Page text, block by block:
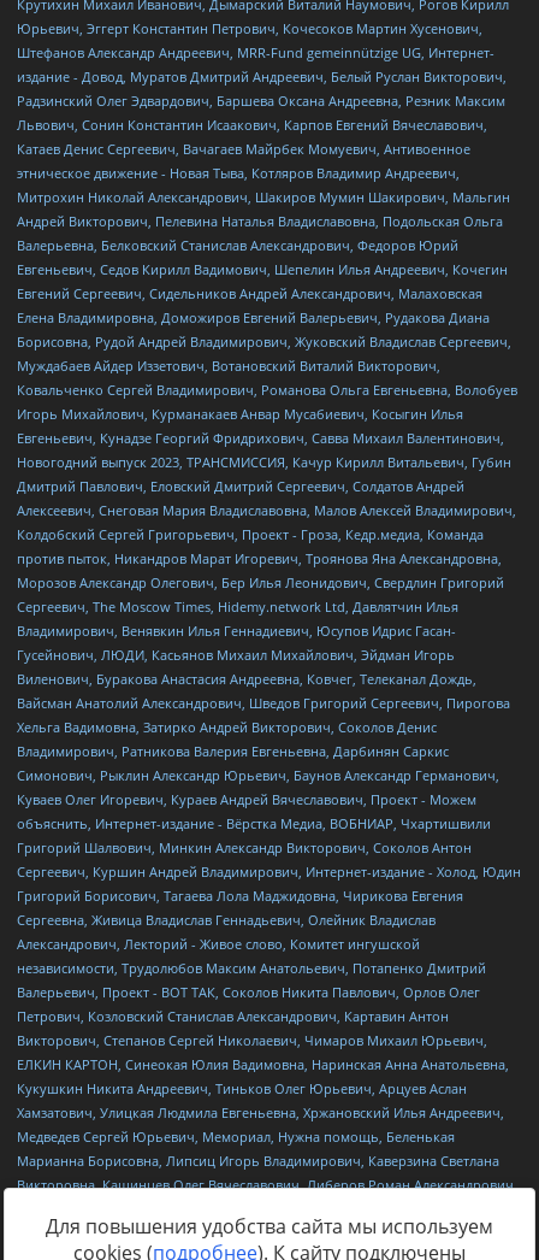
Для повышения удобства сайта мы используем
cookies (подробнее). К сайту подключены